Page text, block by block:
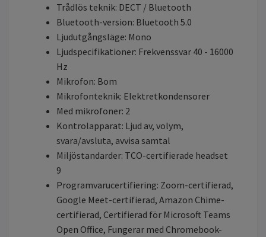
Trådlös teknik: DECT / Bluetooth
Bluetooth-version: Bluetooth 5.0
Ljudutgångsläge: Mono
Ljudspecifikationer: Frekvenssvar 40 - 16000
Hz
Mikrofon: Bom
Mikrofonteknik: Elektretkondensorer
Med mikrofoner: 2
Kontrolapparat: Ljud av, volym,
svara/avsluta, avvisa samtal
Miljöstandarder: TCO-certifierade headset
9
Programvarucertifiering: Zoom-certifierad,
Google Meet-certifierad, Amazon Chime-
certifierad, Certifierad för Microsoft Teams
Open Office, Fungerar med Chromebook-